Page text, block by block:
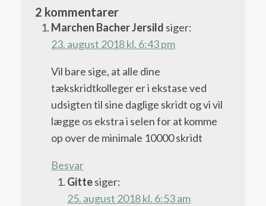
Verden
2 kommentarer
Marchen Bacher Jersild siger:
23. august 2018 kl. 6:43 pm
Vil bare sige, at alle dine
tækskridtkolleger er i ekstase ved
udsigten til sine daglige skridt og vi vil
lægge os ekstra i selen for at komme
op over de minimale 10000 skridt
Besvar
Gittesiger:
25. august 2018 kl. 6:53 am